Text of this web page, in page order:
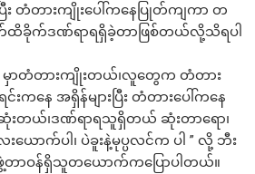
း တံတားကျိုးပေါ်ကနေပြုတ်ကျကာ တ
ထိခိုက်ဒဏ်ရာရရှိခဲ့တာဖြစ်တယ်လို့သိရပါ
မှာတံတားကျိုးတယ်၊လူတွေက တံတား
ကနေ အရှိန်များပြီး တံတားပေါ်ကနေ
းတယ်၊ဒဏ်ရာရသူရှိတယ် ဆုံးတာရော၊
ယောက်ပါ၊ ပဲခူးနဲ့မုပ္ပလင်က ပါ ” လို့ ဘီး
ာဝန်ရှိသူတယောက်ကပြောပါတယ်။